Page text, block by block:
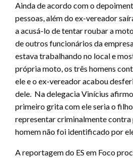
Ainda de acordo com o
pessoas, além do ex-vereador
a acusá-lo de tentar roubar a
de outros funcionários da
estava trabalhando no local e
própria moto, os três homens
ele e o ex-vereador acabou
dele. Na delegacia Vinícius
primeiro grita com ele seria o
representar criminalmente
homem não foi identificado por
A reportagem do ES em Foco